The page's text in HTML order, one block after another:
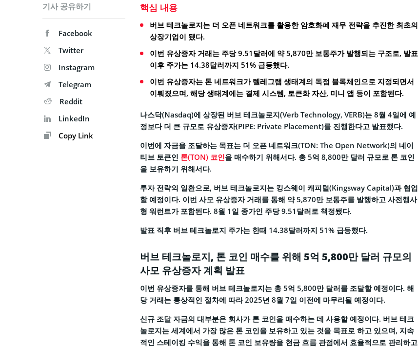
기사 공유하기
Facebook
Twitter
Instagram
Telegram
Reddit
LinkedIn
Copy Link
핵심 내용
버브 테크놀로지는 더 오픈 네트워크를 활용한 암호화폐 재무 전략을 추진한 최초의
상장기업이 됐다.
이번 유상증자 거래는 주당 9.51달러에 약 5,870만 보통주가 발행되는 구조로, 발표
이후 주가는 14.38달러까지 51% 급등했다.
이번 유상증자는 톤 네트워크가 텔레그램 생태계의 독점 블록체인으로 지정되면서
이뤄졌으며, 해당 생태계에는 결제 시스템, 토큰화 자산, 미니 앱 등이 포함된다.
나스닥(Nasdaq)에 상장된 버브 테크놀로지(Verb Technology, VERB)는 8월 4일에 예
정보다 더 큰 규모로 유상증자(PIPE: Private Placement)를 진행한다고 발표했다.
이번에 자금을 조달하는 목표는 더 오픈 네트워크(TON: The Open Network)의 네이
티브 토큰인 톤(TON) 코인을 매수하기 위해서다. 총 5억 8,800만 달러 규모로 톤 코인
을 보유하기 위해서다.
투자 전략의 일환으로, 버브 테크놀로지는 킹스웨이 캐피털(Kingsway Capital)과 협업
할 예정이다. 이번 사모 유상증자 거래를 통해 약 5,870만 보통주를 발행하고 사전행사
형 워런트가 포함된다. 8월 1일 종가인 주당 9.51달러로 책정됐다.
발표 직후 버브 테크놀로지 주가는 한때 14.38달러까지 51% 급등했다.
버브 테크놀로지, 톤 코인 매수를 위해 5억 5,800만 달러 규모의
사모 유상증자 계획 발표
이번 유상증자를 통해 버브 테크놀로지는 총 5억 5,800만 달러를 조달할 예정이다. 해
당 거래는 통상적인 절차에 따라 2025년 8월 7일 이전에 마무리될 예정이다.
신규 조달 자금의 대부분은 회사가 톤 코인을 매수하는 데 사용할 예정이다. 버브 테크
놀로지는 세계에서 가장 많은 톤 코인을 보유하고 있는 것을 목표로 하고 있으며, 지속
적인 스테이킹 수익을 통해 톤 코인 보유량을 현금 흐름 관점에서 효율적으로 관리하고